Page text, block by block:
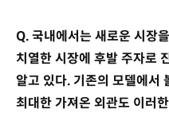
Q. 국내에서는 새로운 시장
치열한 시장에 후발 주자로
알고 있다. 기존의 모델에서
최대한 가져온 외관도 이러